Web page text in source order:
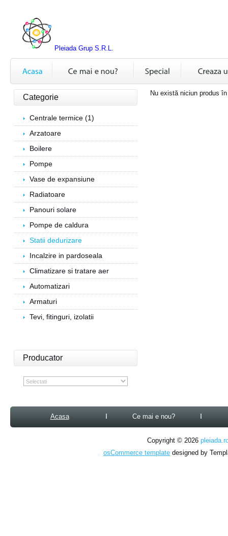
Pleiada Grup S.R.L.
Categorie
Centrale termice (1)
Arzatoare
Boilere
Pompe
Vase de expansiune
Radiatoare
Panouri solare
Pompe de caldura
Statii dedurizare
Incalzire in pardoseala
Climatizare si tratare aer
Automatizari
Armaturi
Tevi, fitinguri, izolatii
Producator
Nu există niciun produs
Acasa Ce mai e nou?
Copyright © 2026
osCommerce template designed by